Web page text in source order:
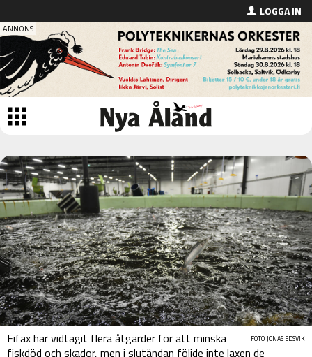
LOGGA IN
FOTO: JONAS EDSVIK
Fifax har vidtagit flera åtgärder för att minska
fiskdöd och skador, men i slutändan följde inte laxen de